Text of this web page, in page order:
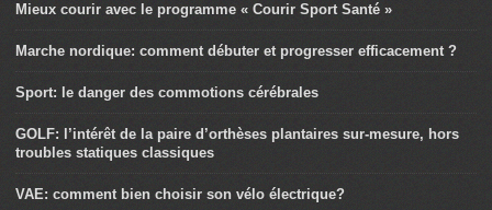
Mieux courir avec le programme « Courir Sport Santé »
Marche nordique: comment débuter et progresser efficacement ?
Sport: le danger des commotions cérébrales
GOLF: l’intérêt de la paire d’orthèses plantaires sur-mesure, hors
troubles statiques classiques
VAE: comment bien choisir son vélo électrique?